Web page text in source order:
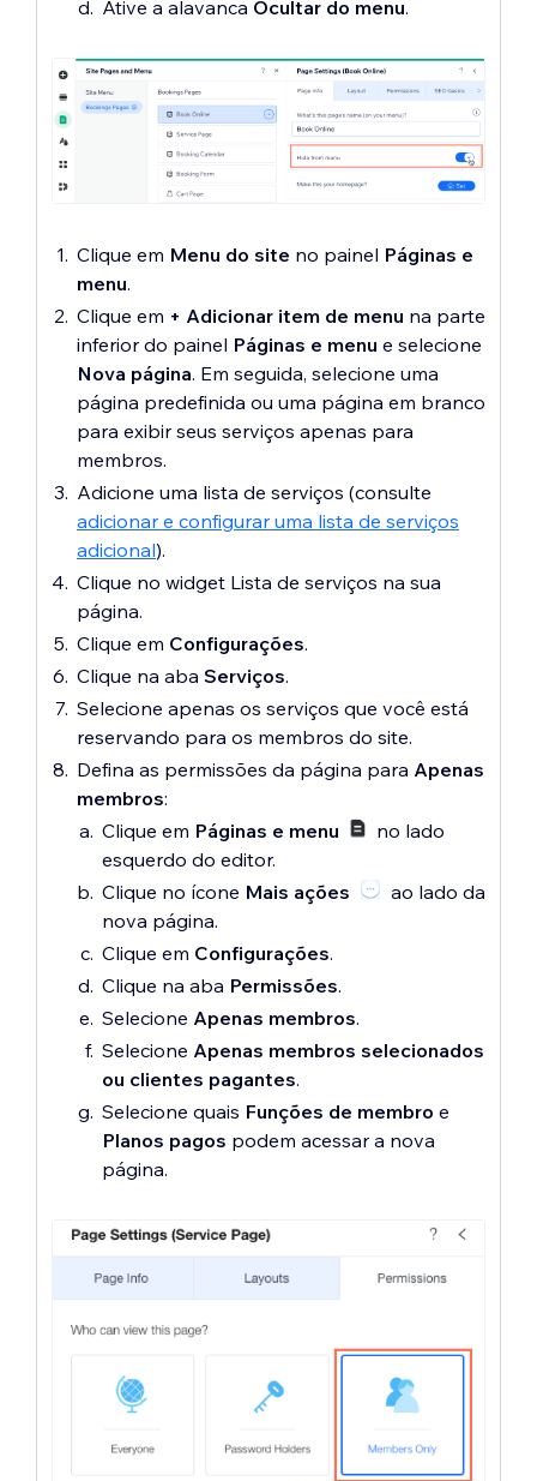
Ative a alavanca Ocultar do menu.
Clique em Menu do site no painel Páginas e
menu.
Clique em + Adicionar item de menu na parte
inferior do painel Páginas e menu e selecione
Nova página. Em seguida, selecione uma
página predefinida ou uma página em branco
para exibir seus serviços apenas para
membros.
Adicione uma lista de serviços (consulte
adicionar e configurar uma lista de serviços
adicional).
Clique no widget Lista de serviços na sua
página.
Clique em Configurações.
Clique na aba Serviços.
Selecione apenas os serviços que você está
reservando para os membros do site.
Defina as permissões da página para Apenas
membros:
Clique em Páginas e menu
no lado
esquerdo do editor.
Clique no ícone Mais ações
ao lado da
nova página.
Clique em Configurações.
Clique na aba Permissões.
Selecione Apenas membros.
Selecione Apenas membros selecionados
ou clientes pagantes.
Selecione quais Funções de membro e
Planos pagos podem acessar a nova
página.